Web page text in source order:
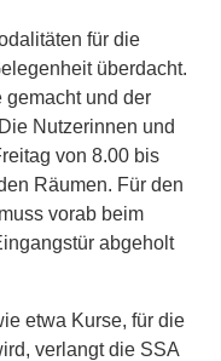
für die
überdacht.
gemacht und der
Nutzerinnen und
von 8.00 bis
Räumen. Für den
vorab beim
abgeholt
etwa Kurse, für die
verlangt die SSA